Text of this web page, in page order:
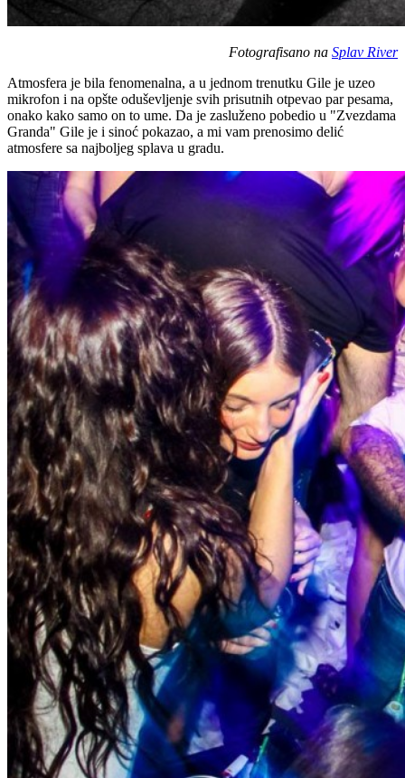
Fotografisano na Splav River
Atmosfera je bila fenomenalna, a u jednom trenutku Gile je uzeo
mikrofon i na opšte oduševljenje svih prisutnih otpevao par pesama,
onako kako samo on to ume. Da je zasluženo pobedio u "Zvezdama
Granda" Gile je i sinoć pokazao, a mi vam prenosimo delić
atmosfere sa najboljeg splava u gradu.